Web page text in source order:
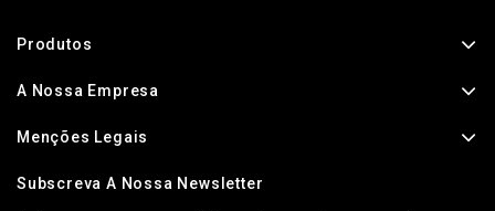
Produtos
A Nossa Empresa
Menções Legais
Subscreva A Nossa Newsletter